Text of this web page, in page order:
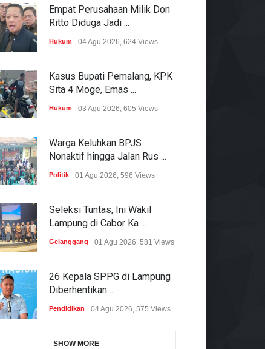
Empat Perusahaan Milik Don
Ritto Diduga Jadi ...
Hukum 04 Agu 2026, 624 Views
Kasus Bupati Pemalang, KPK
Sita 4 Moge, Emas ...
Hukum 03 Agu 2026, 605 Views
Warga Keluhkan BPJS
Nonaktif hingga Jalan Rus ...
Politik 01 Agu 2026, 596 Views
Seleksi Tuntas, Ini Wakil
Lampung di Cabor Ka ...
Gelanggang 01 Agu 2026, 581 Views
26 Kepala SPPG di Lampung
Diberhentikan ...
Pendidikan 04 Agu 2026, 575 Views
SHOW MORE